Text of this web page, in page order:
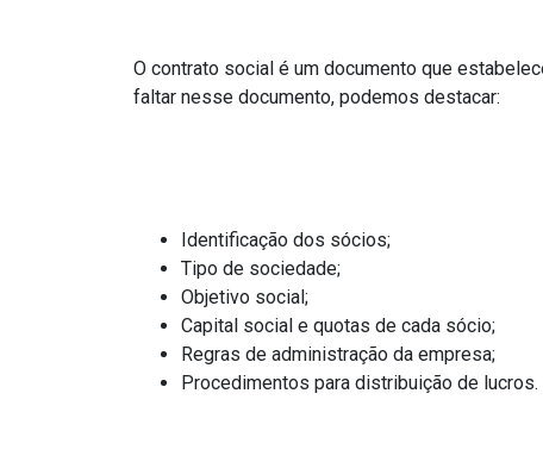
O contrato social é um documento que
faltar nesse documento, podemos destacar:
Identificação dos sócios;
Tipo de sociedade;
Objetivo social;
Capital social e quotas de cada sócio;
Regras de administração da empresa;
Procedimentos para distribuição de lucros.